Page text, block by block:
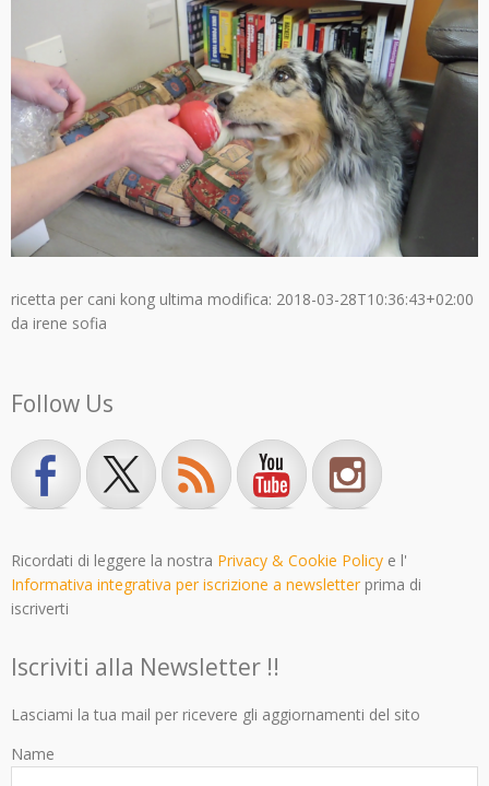
ricetta per cani kong ultima modifica: 2018-03-28T10:36:43+02:00
da irene sofia
Follow Us
Ricordati di leggere la nostra Privacy & Cookie Policy e l'
Informativa integrativa per iscrizione a newsletterprima di
iscriverti
Iscriviti alla Newsletter !!
Lasciami la tua mail per ricevere gli aggiornamenti del sito
Name